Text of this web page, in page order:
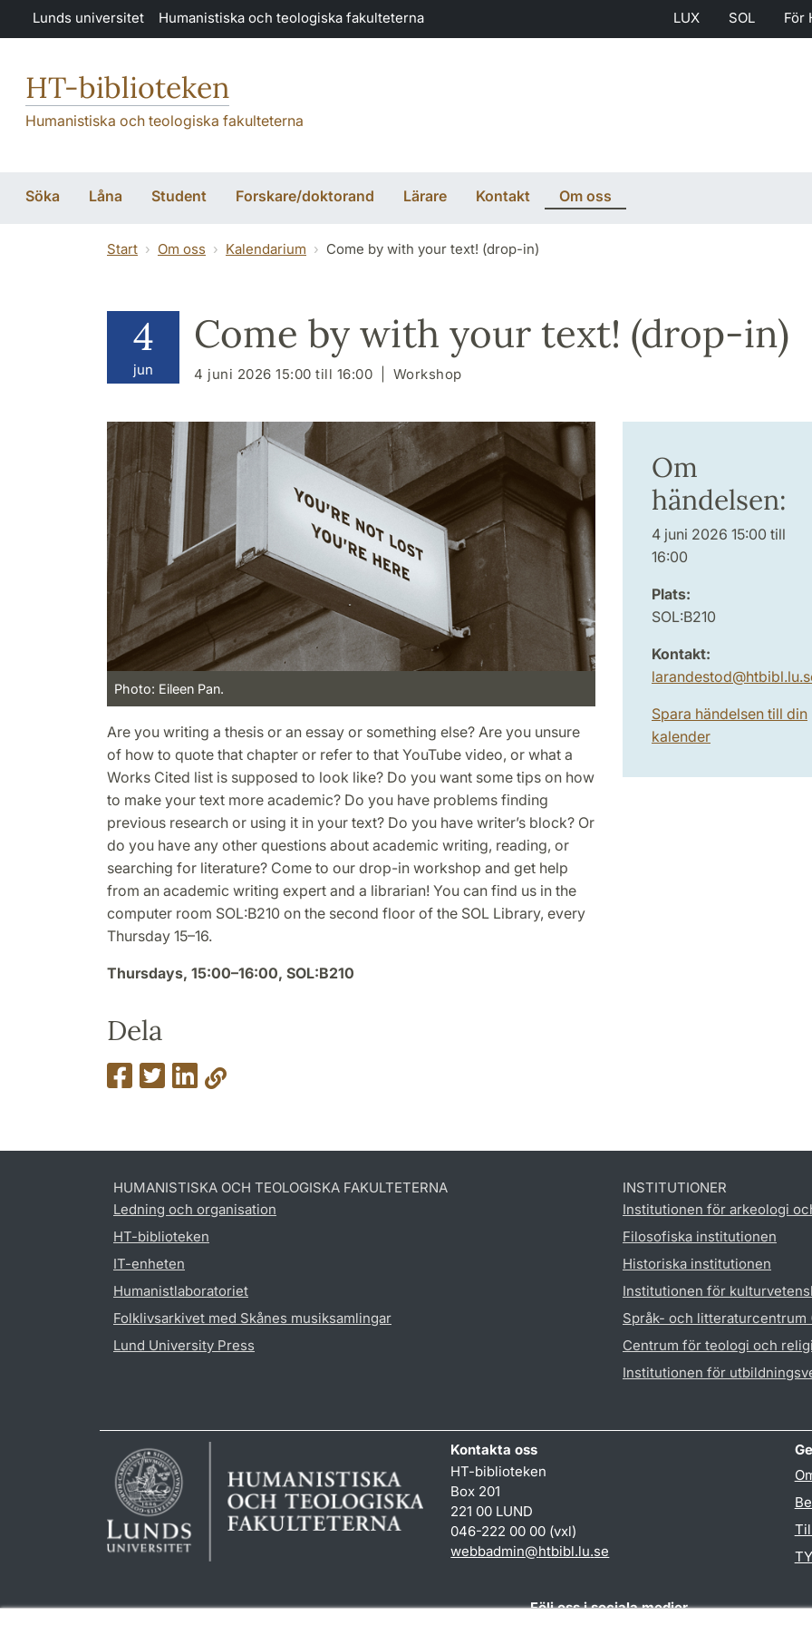
Hoppa till huvudinnehåll
Lunds universitet Humanistiska och teologiska fakulteterna LUX SOL För
HT-biblioteken
Humanistiska och teologiska fakulteterna
Söka Låna Student Forskare/doktorand Lärare Kontakt Om oss
Start Om oss Kalendarium Come by with your text! (drop-in)
4
jun
Come by with your text! (drop-in)
4 juni 2026 15:00 till 16:00 Workshop
Photo: Eileen Pan.
Are you writing a thesis or an essay or something else? Are you unsure
of how to quote that chapter or refer to that YouTube video, or what a
Works Cited list is supposed to look like? Do you want some tips on how
to make your text more academic? Do you have problems finding
previous research or using it in your text? Do you have writer’s block? Or
do you have any other questions about academic writing, reading, or
searching for literature? Come to our drop-in workshop and get help
from an academic writing expert and a librarian! You can find us in the
computer room SOL:B210 on the second floor of the SOL Library, every
Thursday 15–16.
Thursdays, 15:00–16:00, SOL:B210
Dela
Om
händelsen:
4 juni 2026 15:00 till
16:00
Plats:
SOL:B210
Kontakt:
larandestod@htbibl.lu.
Spara händelsen till din
kalender
HUMANISTISKA OCH TEOLOGISKA FAKULTETERNA
Ledning och organisation
HT-biblioteken
IT-enheten
Humanistlaboratoriet
Folklivsarkivet med Skånes musiksamlingar
Lund University Press
INSTITUTIONER
Institutionen för arkeologi
Filosofiska institutionen
Historiska institutionen
Institutionen för
Språk- och litteraturcentrum
Centrum för teologi och
Institutionen för
Kontakta oss
HT-biblioteken
Box 201
221 00 LUND
046-222 00 00 (vxl)
webbadmin@htbibl.lu.se
Följ oss i sociala medier